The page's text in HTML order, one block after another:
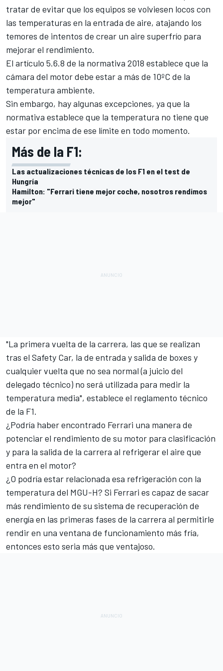
tratar de evitar que los equipos se volviesen locos con
las temperaturas en la entrada de aire, atajando los
temores de intentos de crear un aire superfrío para
mejorar el rendimiento.
El artículo 5.6.8 de la normativa 2018 establece que la
cámara del motor debe estar a más de 10ºC de la
temperatura ambiente.
Sin embargo, hay algunas excepciones, ya que la
normativa establece que la temperatura no tiene que
estar por encima de ese límite en todo momento.
Más de la F1:
Las actualizaciones técnicas de los F1 en el test de
Hungría
Hamilton: "Ferrari tiene mejor coche, nosotros rendimos
mejor"
"La primera vuelta de la carrera, las que se realizan
tras el Safety Car, la de entrada y salida de boxes y
cualquier vuelta que no sea normal (a juicio del
delegado técnico) no será utilizada para medir la
temperatura media", establece el reglamento técnico
de la F1.
¿Podría haber encontrado Ferrari una manera de
potenciar el rendimiento de su motor para clasificación
y para la salida de la carrera al refrigerar el aire que
entra en el motor?
¿O podría estar relacionada esa refrigeración con la
temperatura del MGU-H? Si Ferrari es capaz de sacar
más rendimiento de su sistema de recuperación de
energía en las primeras fases de la carrera al permitirle
rendir en una ventana de funcionamiento más fría,
entonces esto seria más que ventajoso.